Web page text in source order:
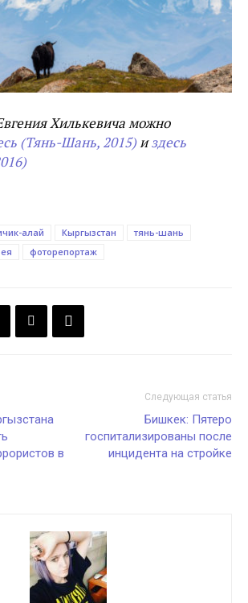
Хилькевича можно
(Тянь-Шань, 2015)издесь
алай Кыргызстан
тянь-шань
фоторепортаж
в
Следующая статья
Бишкек: Пятеро
госпитализированы после
инцидента на стройке